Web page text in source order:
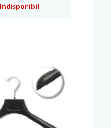
Indisponibil